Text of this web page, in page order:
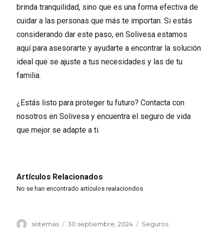
brinda tranquilidad, sino que es una forma efectiva de
cuidar a las personas que más te importan. Si estás
considerando dar este paso, en Solivesa estamos
aquí para asesorarte y ayudarte a encontrar la solución
ideal que se ajuste a tus necesidades y las de tu
familia.
¿Estás listo para proteger tu futuro? Contacta con
nosotros en Solivesa y encuentra el seguro de vida
que mejor se adapte a ti.
Artículos Relacionados
No se han encontrado artículos realaciondos
Autor
sistemas
Publicado
30 septiembre, 2024 Categorías
Seguros